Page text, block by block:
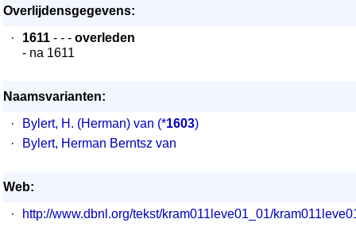
Overlijdensgegevens:
·
1611 - - - overleden
- na 1611
Naamsvarianten:
·
Bylert, H. (Herman) van (*1603)
·
Bylert, Herman Berntsz van
Web:
·
http://www.dbnl.org/tekst/kram011leve01_01/